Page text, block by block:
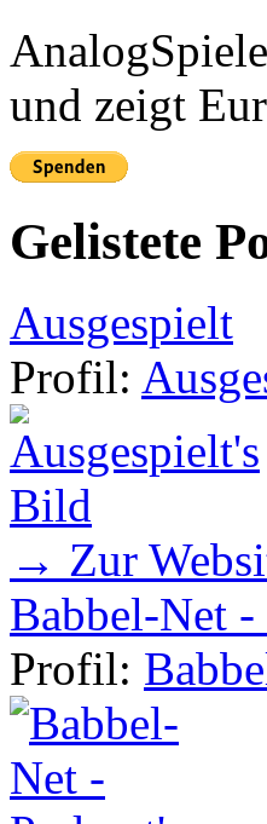
und zeigt
Gelistete
Ausgespielt
Profil:
→ Zur
Babbel-Net -
Profil: